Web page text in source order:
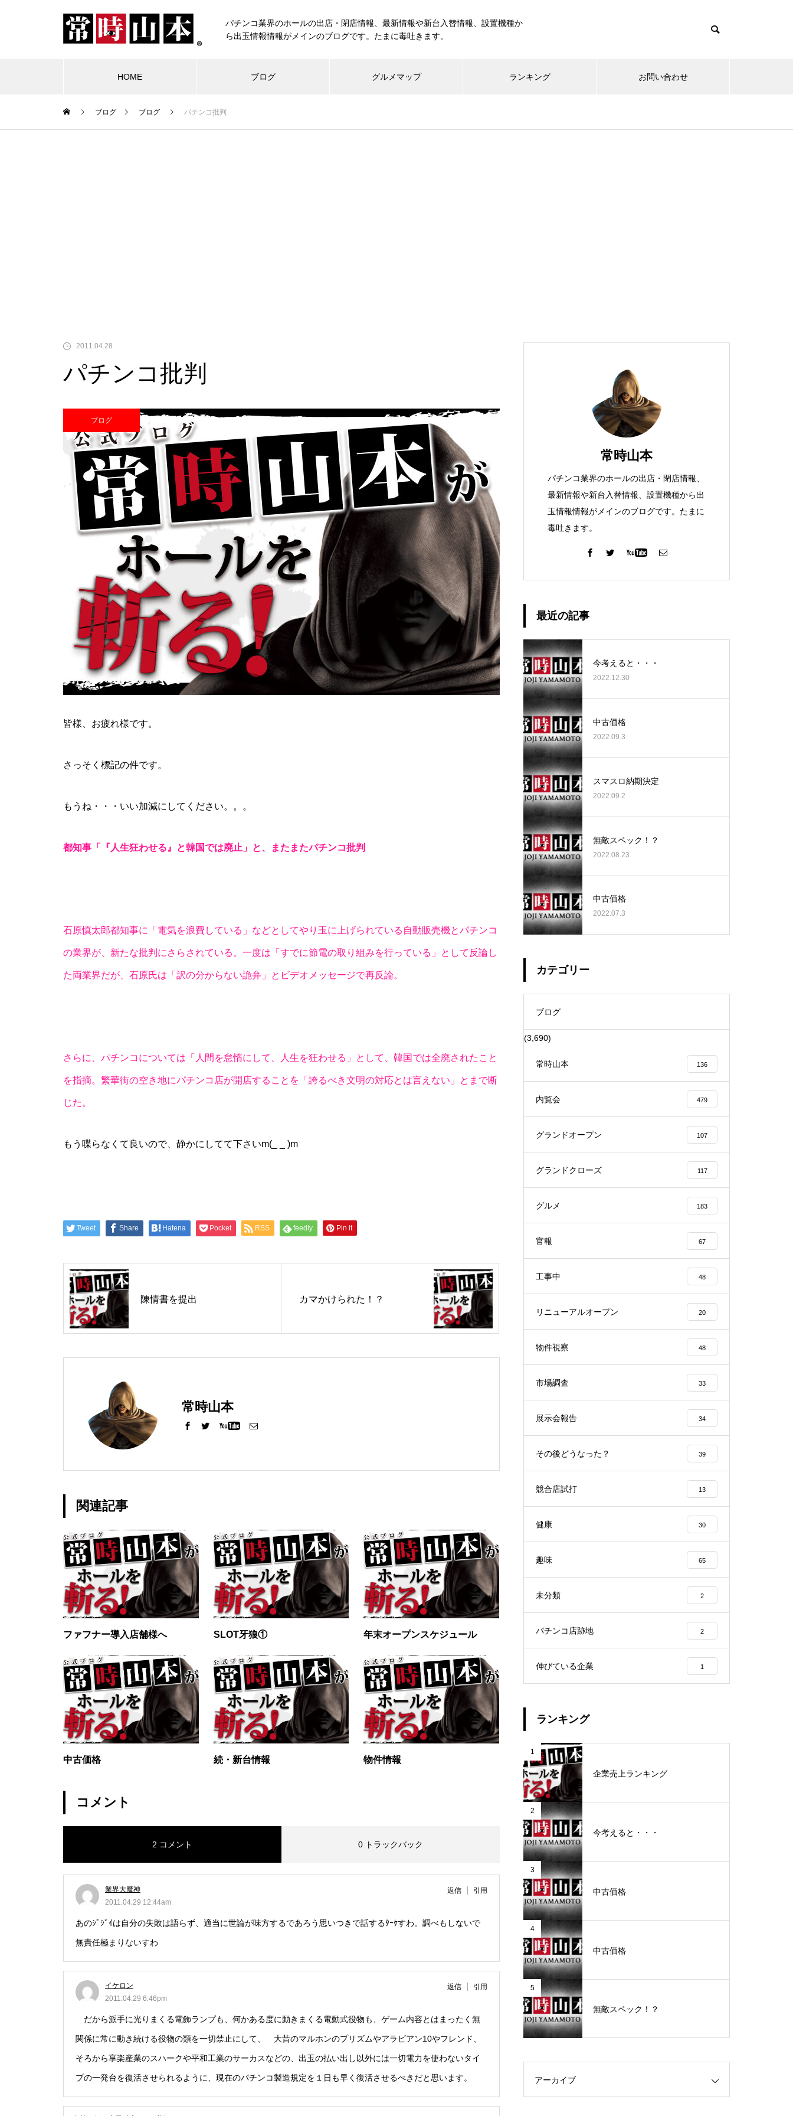
パチンコ業界のホールの出店・閉店情報、最新情報や新台入替情報、設置機種か
ら出玉情報情報がメインのブログです。たまに毒吐きます。
HOME ブログ グルメマップ ランキング お問い合わせ
ブログ 常時山本 物件視察
S新鬼武者
検定通過状況 民事再生申請 検定通過状況
ティアラ蓮田店様 東京イースト様
ビックディッパー様 パンドラ横須賀店様 ゴールデンセンター様
物件視察 物件視察
物件視察③ 物件視察②
物件視察
新規出店
工事中
工事中
工事中 工事中
グランドクローズ グランドクローズ
グランドクローズ
グランドクローズ
グランドオープン
ブログ ブログ パチンコ批判
2011.04.28
パチンコ批判
ブログ
皆様、お疲れ様です。
さっそく標記の件です。
もうね・・・いい加減にしてください。。。
都知事「『人生狂わせる』と韓国では廃止」と、またまたパチンコ批判
石原慎太郎都知事に「電気を浪費している」などとしてやり玉に上げられている自動販売機とパチンコ
の業界が、新たな批判にさらされている。一度は「すでに節電の取り組みを行っている」として反論し
た両業界だが、石原氏は「訳の分からない詭弁」とビデオメッセージで再反論。
さらに、パチンコについては「人間を怠惰にして、人生を狂わせる」として、韓国では全廃されたこと
を指摘。繁華街の空き地にパチンコ店が開店することを「誇るべき文明の対応とは言えない」とまで断
じた。
もう喋らなくて良いので、静かにしてて下さいm(_ _ )m
Tweet Share Hatena Pocket RSS feedly Pin it
陳情書を提出 カマかけられた！？
常時山本
関連記事
ファフナー導入店舗様へ SLOT牙狼① 年末オープンスケジュール
中古価格 続・新台情報 物件情報
コメント
2 コメント 0 トラックバック
業界大魔神
2011.04.29 12:44am
返信 引用
あのｼﾞｼﾞｲは自分の失敗は語らず、適当に世論が味方するであろう思いつきで話するﾀｰｹすわ。調べもしないで
無責任極まりないすわ
イケロン
2011.04.29 6:46pm
返信 引用
だから派手に光りまくる電飾ランプも、何かある度に動きまくる電動式役物も、ゲーム内容とはまったく無
関係に常に動き続ける役物の類を一切禁止にして、 大昔のマルホンのプリズムやアラビアン10やフレンド、
そろから享楽産業のスハークや平和工業のサーカスなどの、出玉の払い出し以外には一切電力を使わないタイ
プの一発台を復活させられるように、現在のパチンコ製造規定を１日も早く復活させるべきだと思います。
常時山本
パチンコ業界のホールの出店・閉店情報、
最新情報や新台入替情報、設置機種から出
玉情報情報がメインのブログです。たまに
毒吐きます。
最近の記事
今考えると・・・
2022.12.30
中古価格
2022.09.3
スマスロ納期決定
2022.09.2
無敵スペック！？
2022.08.23
中古価格
2022.07.3
カテゴリー
ブログ
(3,690)
常時山本 136
内覧会 479
グランドオープン 107
グランドクローズ 117
グルメ 183
官報 67
工事中 48
リニューアルオープン 20
物件視察 48
市場調査 33
展示会報告 34
その後どうなった？ 39
競合店試打 13
健康 30
趣味 65
未分類 2
パチンコ店跡地 2
伸びている企業 1
ランキング
1
企業売上ランキング
2
今考えると・・・
3
中古価格
4
中古価格
5
無敵スペック！？
アーカイブ